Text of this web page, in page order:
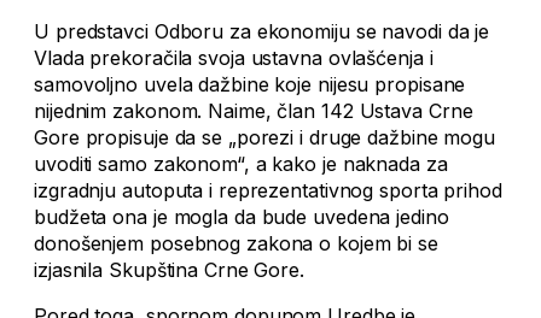
U predstavci Odboru za ekonomiju se navodi da je
Vlada prekoračila svoja ustavna ovlašćenja i
samovoljno uvela dažbine koje nijesu propisane
nijednim zakonom. Naime, član 142 Ustava Crne
Gore propisuje da se „porezi i druge dažbine mogu
uvoditi samo zakonom“, a kako je naknada za
izgradnju autoputa i reprezentativnog sporta prihod
budžeta ona je mogla da bude uvedena jedino
donošenjem posebnog zakona o kojem bi se
izjasnila Skupština Crne Gore.